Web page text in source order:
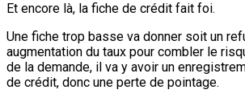
Et encore là, la fiche de crédit fait foi.
Une fiche trop basse va donner soit un
augmentation du taux pour combler le
de la demande, il va y avoir un
de crédit, donc une perte de pointage.